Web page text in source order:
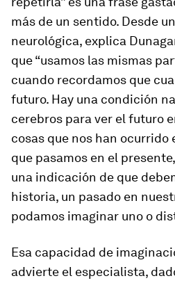
más de un sentido. Desde
neurológica, explica
que “usamos las mismas
cuando recordamos que
futuro. Hay una condición
cerebros para ver el futuro
cosas que nos han ocurrido
que pasamos en el
una indicación de que
historia, un pasado en
podamos imaginar uno o
Esa capacidad de
advierte el especialista,